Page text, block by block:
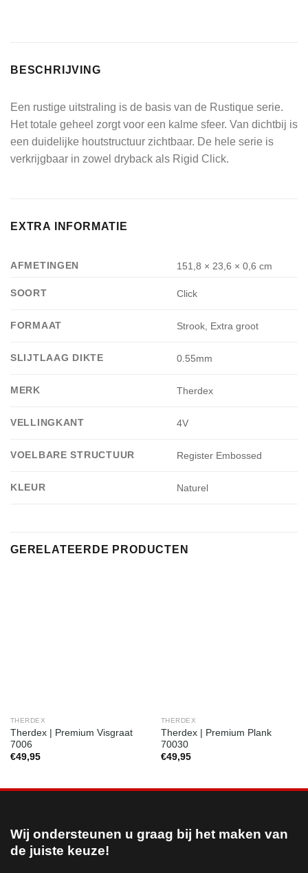
BESCHRIJVING
Een rustige uitstraling is de basis van de Rustique serie.
Het totale geheel zorgt voor een kalme sfeer. Van dichtbij is
een duidelijke houtstructuur zichtbaar. De hele serie is
verkrijgbaar in zowel dryback als Rigid Click.
EXTRA INFORMATIE
AFMETINGEN 151,8 × 23,6 × 0,6 cm
SOORT Click
FORMAAT Strook, Extra groot
SLIJTLAAG DIKTE 0.55mm
MERK Therdex
VELLINGKANT 4V
VOELBARE STRUCTUUR Register Embossed
KLEUR Naturel
GERELATEERDE PRODUCTEN
THERDEX
Therdex | Premium Visgraat
7006
€49,95
THERDEX
Therdex | Premium Plank
70030
€49,95
Wij ondersteunen u graag bij het maken van
de juiste keuze!